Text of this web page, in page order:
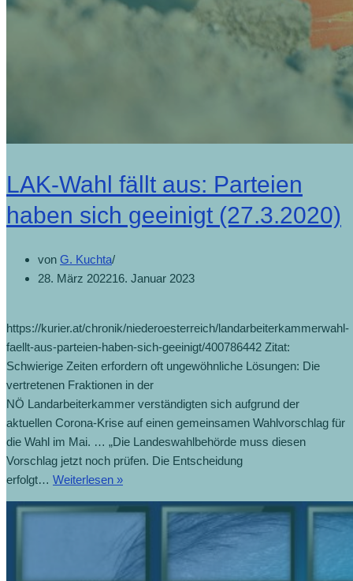
LAK-Wahl fällt aus: Parteien
haben sich geeinigt (27.3.2020)
von G. Kuchta
28. März 202216. Januar 2023
https://kurier.at/chronik/niederoesterreich/landarbeiterkammerwahl-
faellt-aus-parteien-haben-sich-geeinigt/400786442 Zitat:
Schwierige Zeiten erfordern oft ungewöhnliche Lösungen: Die
vertretenen Fraktionen in der
NÖ Landarbeiterkammer verständigten sich aufgrund der
aktuellen Corona-Krise auf einen gemeinsamen Wahlvorschlag für
die Wahl im Mai. … „Die Landeswahlbehörde muss diesen
Vorschlag jetzt noch prüfen. Die Entscheidung
erfolgt… Weiterlesen »LAK-
fällt
aus:
Parteien